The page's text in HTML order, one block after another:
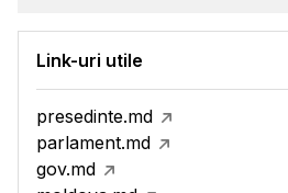
Link-uri utile
presedinte.md
parlament.md
gov.md